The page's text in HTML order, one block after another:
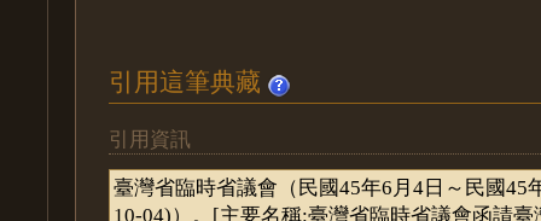
引用這筆典藏
引用資訊